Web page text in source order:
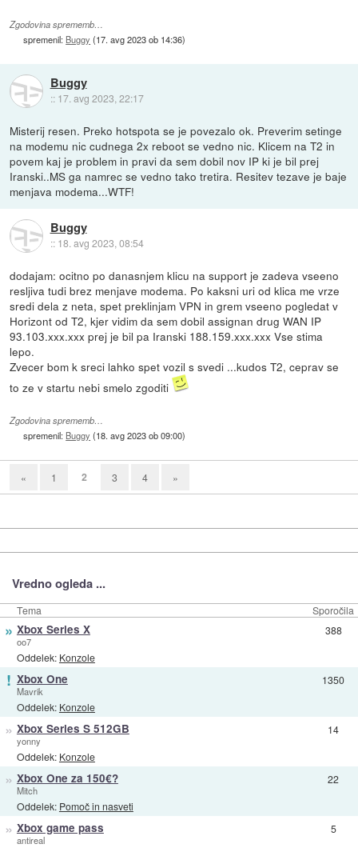
Zgodovina sprememb…
spremenil: Buggy (17. avg 2023 ob 14:36)
Buggy
:: 17. avg 2023, 22:17
Misterij resen. Preko hotspota se je povezalo ok. Preverim setinge
na modemu nic cudnega 2x reboot se vedno nic. Klicem na T2 in
povem kaj je problem in pravi da sem dobil nov IP ki je bil prej
Iranski..MS ga namrec se vedno tako tretira. Resitev tezave je baje
menjava modema...WTF!
Buggy
:: 18. avg 2023, 08:54
dodajam: ocitno po danasnjem klicu na support je zadeva vseeno
resljiva tudi brez menjave modema. Po kaksni uri od klica me vrze
sredi dela z neta, spet preklinjam VPN in grem vseeno pogledat v
Horizont od T2, kjer vidim da sem dobil assignan drug WAN IP
93.103.xxx.xxx prej je bil pa Iranski 188.159.xxx.xxx Vse stima
lepo.
Zvecer bom k sreci lahko spet vozil s svedi ...kudos T2, ceprav se
to ze v startu nebi smelo zgoditi
Zgodovina sprememb…
spremenil: Buggy (18. avg 2023 ob 09:00)
« 1 2 3 4 »
Vredno ogleda ...
Tema Sporočila
» Xbox Series X
oo7
Oddelek: Konzole
388
! Xbox One
Mavrik
Oddelek: Konzole
1350
» Xbox Series S 512GB
yonny
Oddelek: Konzole
14
» Xbox One za 150€?
Mitch
Oddelek: Pomoč in nasveti
22
» Xbox game pass
antireal
5